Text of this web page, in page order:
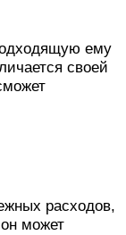
ему
своей
расходов,
может